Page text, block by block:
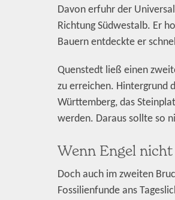
Davon erfuhr der
Richtung Südwestalb. Er
Bauern entdeckte er
Quenstedt ließ einen
zu erreichen. Hintergrund
Württemberg, das
werden. Daraus sollte so
Wenn Engel
Doch auch im zweiten
Fossilienfunde ans